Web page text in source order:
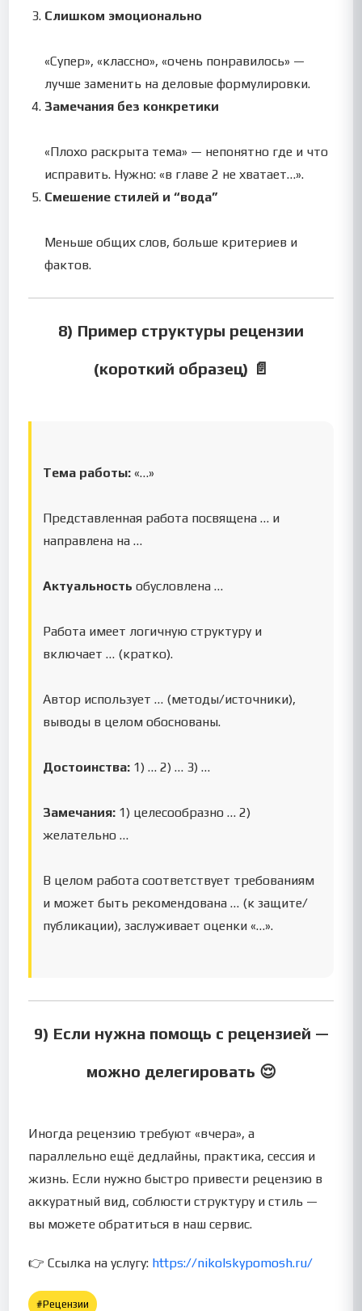
Слишком эмоционально
«Супер», «классно», «очень понравилось» —
лучше заменить на деловые формулировки.
Замечания без конкретики
«Плохо раскрыта тема» — непонятно где и что
исправить. Нужно: «в главе 2 не хватает…».
Смешение стилей и “вода”
Меньше общих слов, больше критериев и
фактов.
8) Пример структуры рецензии
(короткий образец) 📄
Тема работы: «…»
Представленная работа посвящена … и
направлена на …
Актуальность обусловлена …
Работа имеет логичную структуру и
включает … (кратко).
Автор использует … (методы/источники),
выводы в целом обоснованы.
Достоинства: 1) … 2) … 3) …
Замечания: 1) целесообразно … 2)
желательно …
В целом работа соответствует требованиям
и может быть рекомендована … (к защите/
публикации), заслуживает оценки «…».
9) Если нужна помощь с рецензией —
можно делегировать 😌
Иногда рецензию требуют «вчера», а
параллельно ещё дедлайны, практика, сессия и
жизнь. Если нужно быстро привести рецензию в
аккуратный вид, соблюсти структуру и стиль —
вы можете обратиться в наш сервис.
👉 Ссылка на услугу: https://nikolskypomosh.ru/
#Рецензии